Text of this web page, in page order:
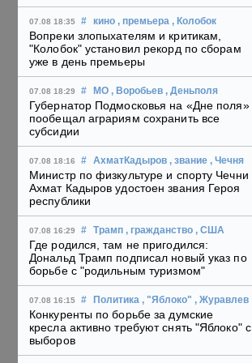
07.08 18:35 # кино , премьера , Колобок
Вопреки злопыхателям и критикам,
"Колобок" установил рекорд по сборам
уже в день премьеры
07.08 18:29 # МО , Воробьев , Деньполя
Губернатор Подмосковья на «Дне поля»
пообещал аграриям сохранить все
субсидии
07.08 18:16 # АхматКадыров , звание , Чечня
Министр по физкультуре и спорту Чечни
Ахмат Кадыров удостоен звания Героя
республики
07.08 16:29 # Трамп , гражданство , США
Где родился, там не пригодился:
Дональд Трамп подписал новый указ по
борьбе с "родильным туризмом"
07.08 16:15 # Политика , "Яблоко" , Журавлев
Конкуренты по борьбе за думские
кресла активно требуют снять "Яблоко" с
выборов